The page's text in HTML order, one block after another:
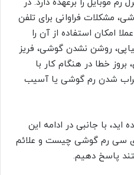
موبایل را برعهده دارد. در
مشکلات فراوانی برای تلفن
امکان استفاده از آن را
روشن نشدن گوشی، فریز
خطا در هنگام کار با
شدن رم گوشی یا آسیب
اید، با جانبی در ادامه این
سی رم گوشی چیست و علائم
پاسخ دهیم.